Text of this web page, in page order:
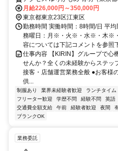
際展示場（りんかい線）A口徒歩
2A口徒歩約7分 ゆりかもめ「有明
道りんかい線「国際展示場駅」か
月給226,000円～350,000円
東京都東京23区江東区
勤務時間 実働時間：8時間/日 平
務曜日：月※・火※・水※・木※
容については下記コメントを参照
仕事内容 【KIRIN】グループで心
せんか？全くの未経験からステッ
接客・店舗運営業務全般 ●お客様
供...
制服あり 業界未経験者歓迎 ランチタイム
フリーター歓迎
学歴不問 経験不問 英語
交通費全額支給
午前 経験者歓迎 夜間
ブランクOK
業務委託